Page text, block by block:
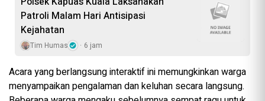
Patroli Malam Hari Antisipasi
Kejahatan
Tim Humas 6 jam
Acara yang berlangsung interaktif ini memungkinkan warga
menyampaikan pengalaman dan keluhan secara langsung.